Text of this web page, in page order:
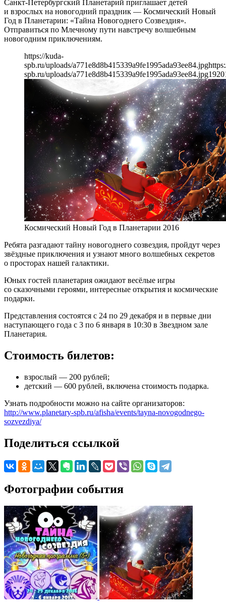
Санкт-Петербургский Планетарий приглашает детей
и взрослых на новогодний праздник — Космический Новый
Год в Планетарии: «Тайна Новогоднего Созвездия».
Отправиться по Млечному пути навстречу волшебным
новогодним приключениям.
https://kuda-
spb.ru/uploads/a771e8d8b415339a9fe1995ada93ee84.jpg
spb.ru/uploads/a771e8d8b415339a9fe1995ada93ee84.jpg1920
Космический Новый Год в Планетарии 2016
Ребята разгадают тайну новогоднего созвездия, пройдут через
звёздные приключения и узнают много волшебных секретов
о просторах нашей галактики.
Юных гостей планетария ожидают весёлые игры
со сказочными героями, интересные открытия и космические
подарки.
Представления состоятся с 24 по 29 декабря и в первые дни
наступающего года с 3 по 6 января в 10:30 в Звездном зале
Планетария.
Стоимость билетов:
взрослый — 200 рублей;
детский — 600 рублей, включена стоимость подарка.
Узнать подробности можно на сайте организаторов:
http://www.planetary-spb.ru/afisha/events/tayna-novogodnego-
sozvezdiya/
Поделиться ссылкой
Фотографии события